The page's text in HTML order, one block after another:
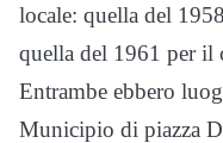
locale: quella del
quella del 1961 per il
Entrambe ebbero
Municipio di piazza